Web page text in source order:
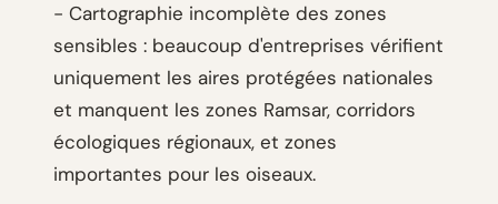
- Cartographie incomplète des zones
sensibles : beaucoup d'entreprises vérifient
uniquement les aires protégées nationales
et manquent les zones Ramsar, corridors
écologiques régionaux, et zones
importantes pour les oiseaux.